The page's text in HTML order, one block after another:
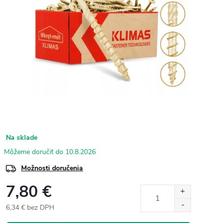
Na sklade
10.8.2026
Možnosti doručenia
7,80 €
6,34 € bez DPH